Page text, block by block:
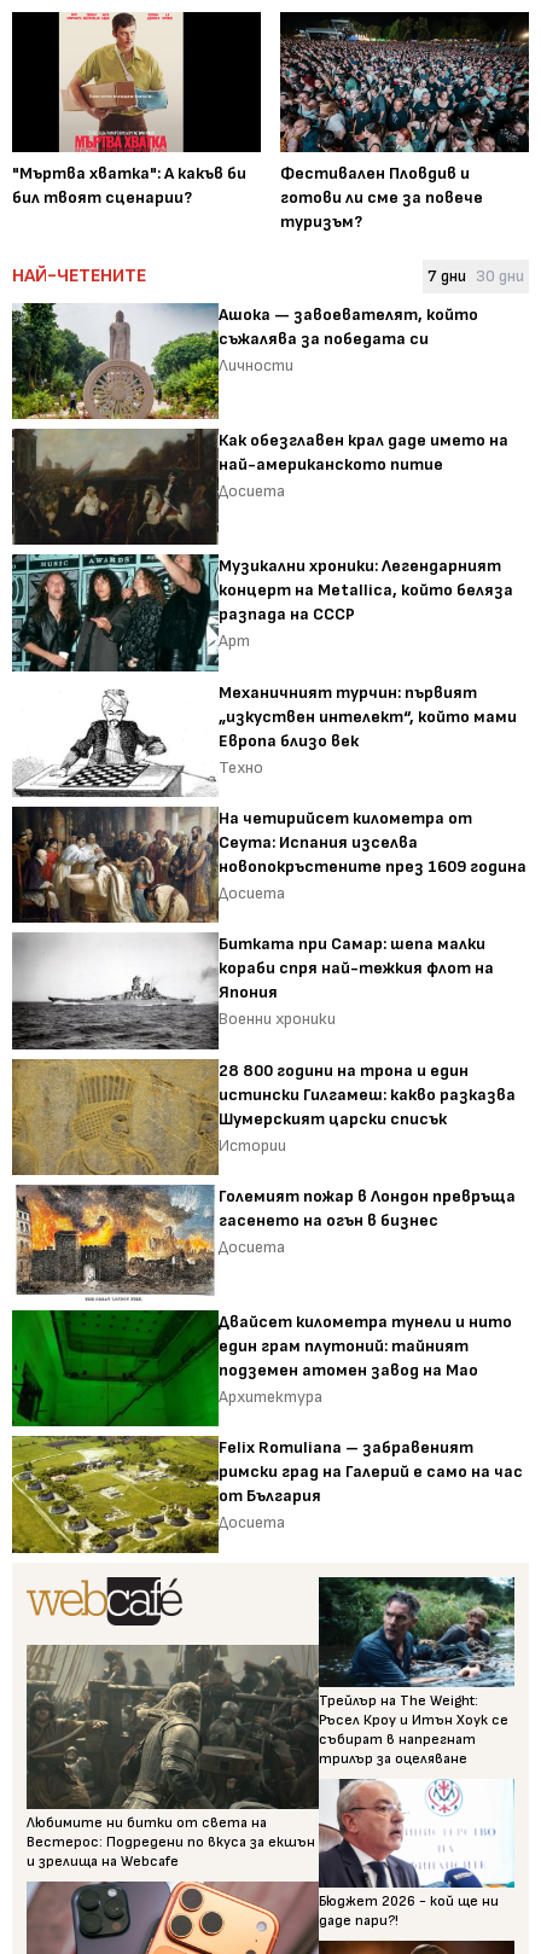
"Мъртва хватка": А какъв би
бил твоят сценарии?
Фестивален Пловдив и
готови ли сме за повече
туризъм?
НАЙ-ЧЕТЕНИТЕ 7 дни 30 дни
Ашока — завоевателят, който
съжалява за победата си
Личности
Как обезглавен крал даде името на
най-американското питие
Досиета
Музикални хроники: Легендарният
концерт на Metallica, който беляза
разпада на СССР
Арт
Механичният турчин: първият
„изкуствен интелект“, който мами
Европа близо век
Техно
На четирийсет километра от
Сеута: Испания изселва
новопокръстените през 1609 година
Досиета
Битката при Самар: шепа малки
кораби спря най-тежкия флот на
Япония
Военни хроники
28 800 години на трона и един
истински Гилгамеш: какво разказва
Шумерският царски списък
Истории
Големият пожар в Лондон превръща
гасенето на огън в бизнес
Досиета
Двайсет километра тунели и нито
един грам плутоний: тайният
подземен атомен завод на Мао
Архитектура
Felix Romuliana – забравеният
римски град на Галерий е само на час
от България
Досиета
Любимите ни битки от света на
Вестерос: Подредени по вкуса за екшън
и зрелища на Webcafe
Трейлър на The Weight:
Ръсел Кроу и Итън Хоук се
събират в напрегнат
трилър за оцеляване
Бюджет 2026 - кой ще ни
даде пари?!